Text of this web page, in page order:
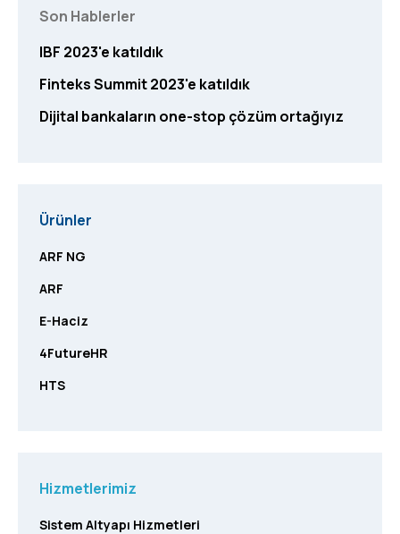
Son Hablerler
IBF 2023'e katıldık
Finteks Summit 2023'e katıldık
Dijital bankaların one-stop çözüm ortağıyız
Ürünler
ARF NG
ARF
E-Haciz
4FutureHR
HTS
Hizmetlerimiz
Sistem Altyapı Hizmetleri